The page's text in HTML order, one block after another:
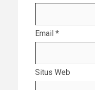
Email *
Situs Web